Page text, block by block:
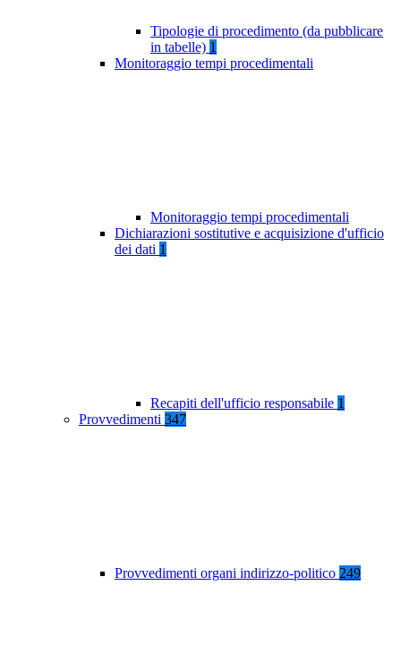
Tipologie di procedimento (da pubblicare
in tabelle) 1
Monitoraggio tempi procedimentali
Monitoraggio tempi procedimentali
Dichiarazioni sostitutive e acquisizione d'ufficio
dei dati 1
Recapiti dell'ufficio responsabile 1
Provvedimenti 347
Provvedimenti organi indirizzo-politico 249